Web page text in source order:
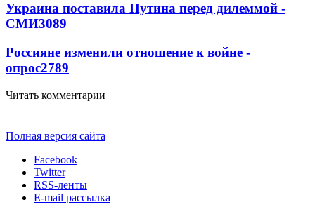
Украина поставила Путина перед дилеммой -
СМИ3089
Россияне изменили отношение к войне -
опрос2789
Читать комментарии
Полная версия сайта
Facebook
Twitter
RSS-ленты
E-mail рассылка